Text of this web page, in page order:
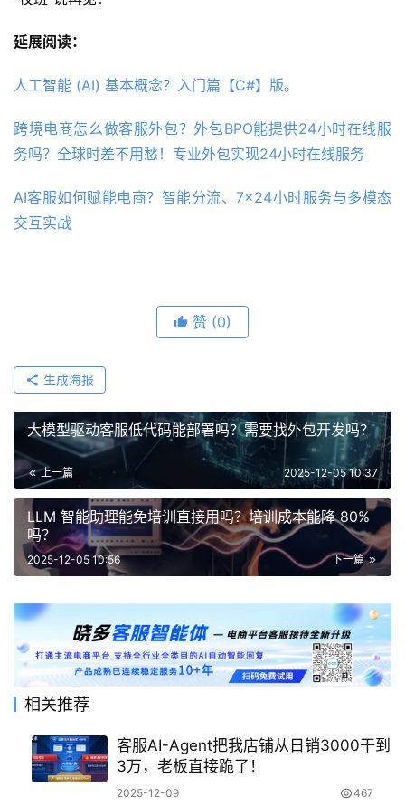
延展阅读：
人工智能 (AI) 基本概念？入门篇【C#】版。
跨境电商怎么做客服外包？外包BPO能提供24小时在线服
务吗？全球时差不用愁！专业外包实现24小时在线服务
AI客服如何赋能电商？智能分流、7×24小时服务与多模态
交互实战
赞 (0)
生成海报
大模型驱动客服低代码能部署吗？需要找外包开发吗？
上一篇 2025-12-05 10:37
LLM 智能助理能免培训直接用吗？培训成本能降 80%
吗？
下一篇
2025-12-05 10:56
相关推荐
客服AI-Agent把我店铺从日销3000干到
3万，老板直接跪了！
2025-12-09 467